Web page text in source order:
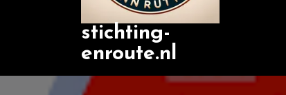
stichting-
enroute.nl